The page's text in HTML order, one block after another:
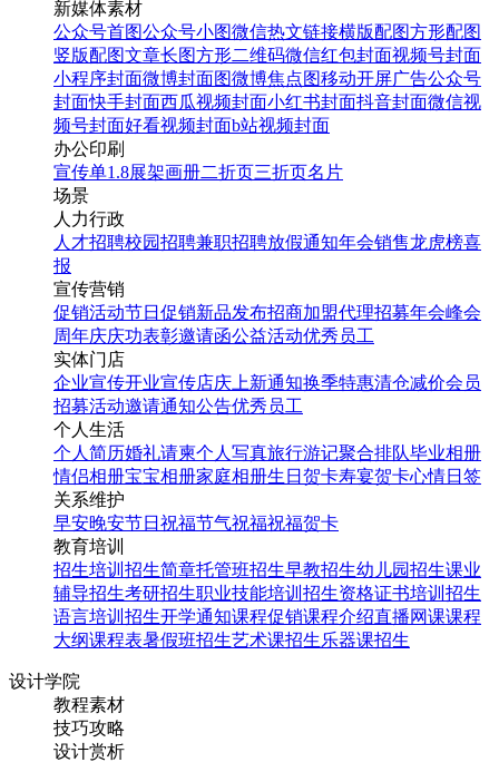
新媒体素材
公众号首图公众号小图微信热文链接横版配图方形配图
竖版配图文章长图方形二维码微信红包封面视频号封面
小程序封面微博封面图微博焦点图移动开屏广告公众号
封面快手封面西瓜视频封面小红书封面抖音封面微信视
频号封面好看视频封面b站视频封面
办公印刷
宣传单1.8展架画册二折页三折页名片
场景
人力行政
人才招聘校园招聘兼职招聘放假通知年会销售龙虎榜喜
报
宣传营销
促销活动节日促销新品发布招商加盟代理招募年会峰会
周年庆庆功表彰邀请函公益活动优秀员工
实体门店
企业宣传开业宣传店庆 上新通知换季特惠清仓减价会员
招募活动邀请通知公告优秀员工
个人生活
个人简历婚礼请柬个人写真旅行游记聚合排队毕业相册
情侣相册宝宝相册家庭相册生日贺卡寿宴贺卡心情日签
关系维护
早安晚安节日祝福节气祝福祝福贺卡
教育培训
招生培训 招生简章托管班招生早教招生幼儿园招生课业
辅导招生考研招生职业技能培训招生资格证书培训招生
语言培训招生开学通知课程促销课程介绍直播网课课程
大纲课程表暑假班招生艺术课招生乐器课招生
设计学院
教程素材
技巧攻略
设计赏析